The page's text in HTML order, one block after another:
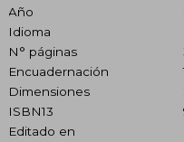
Año
Idioma
N° páginas
Encuadernación
Dimensiones
ISBN13
Editado en